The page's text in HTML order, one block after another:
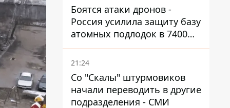
Боятся атаки дронов -
Россия усилила защиту базу
атомных подлодок в 7400
км от Украины
21:24
Со "Скалы" штурмовиков
начали переводить в другие
подразделения - СМИ